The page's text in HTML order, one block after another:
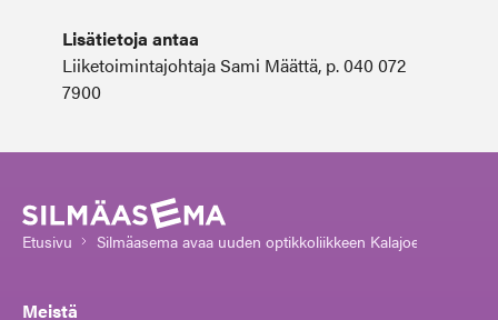
Lisätietoja antaa
Liiketoimintajohtaja Sami Määttä, p. 040 072
7900
Etusivu Silmäasema avaa uuden optikkoliikkeen Kalajoelle
Meistä